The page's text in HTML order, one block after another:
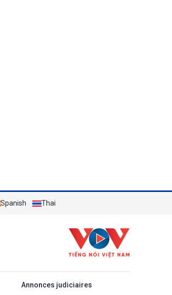
Spanish Thai
Annonces judiciaires